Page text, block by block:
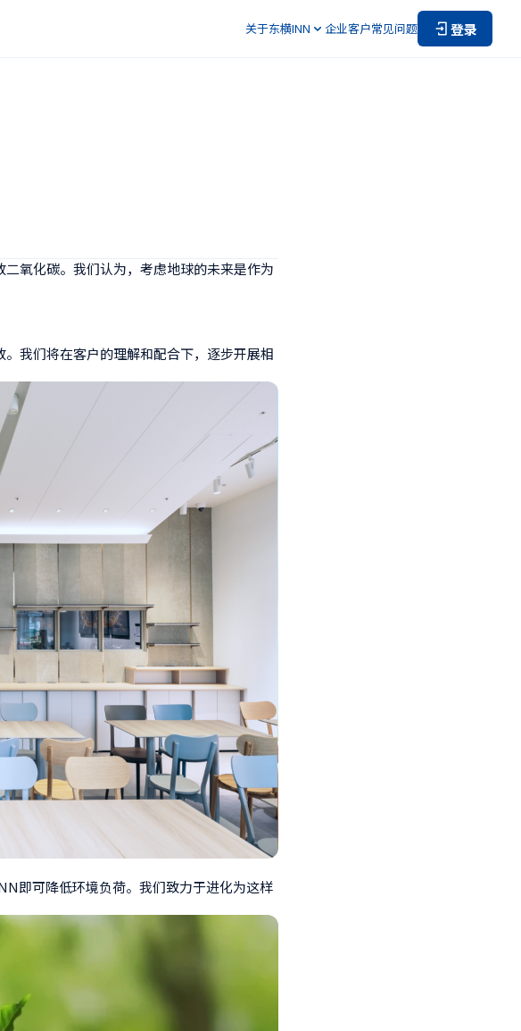
关于东横INN 企业客户常见问题 登录
氧化碳。我们认为，考虑地球的未来是作为
我们将在客户的理解和配合下，逐步开展相
即可降低环境负荷。我们致力于进化为这样